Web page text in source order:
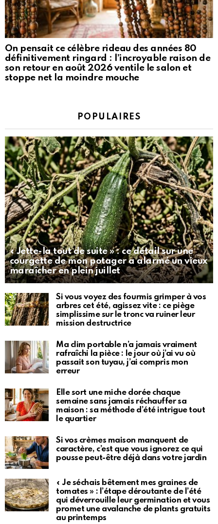
On pensait ce célèbre rideau des années 80
définitivement ringard : l’incroyable raison de
son retour en août 2026 ventile le salon et
stoppe net la moindre mouche
POPULAIRES
« Jette-la tout de suite » : ce détail sur une
courgette de mon potager a alarmé un vieux
maraîcher en plein juillet
Si vous voyez des fourmis grimper à vos
arbres cet été, agissez vite : ce piège
simplissime sur le tronc va ruiner leur
mission destructrice
Ma clim portable n’a jamais vraiment
rafraîchi la pièce : le jour où j’ai vu où
passait son tuyau, j’ai compris mon
erreur
Elle sort une miche dorée chaque
semaine sans jamais réchauffer sa
maison : sa méthode d’été intrigue tout
le quartier
Si vos crèmes maison manquent de
caractère, c’est que vous ignorez ce qui
pousse peut-être déjà dans votre jardin
« Je séchais bêtement mes graines de
tomates » : l’étape déroutante de l’été
qui déverrouille leur germination et vous
promet une avalanche de plants gratuits
au printemps